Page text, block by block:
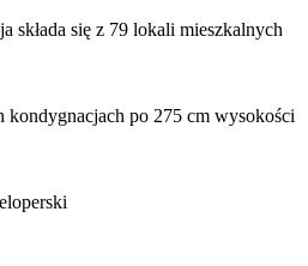
składa się z 79 lokali mieszkalnych
kondygnacjach po 275 cm wysokości